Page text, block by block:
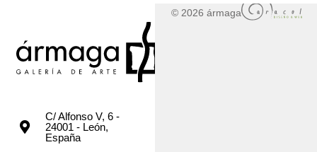
C/ Alfonso V, 6 -
24001 - León,
España
© 2026 ármaga